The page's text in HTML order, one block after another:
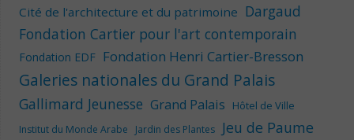
Cité de l'architecture et du patrimoine Dargaud
Fondation Cartier pour l'art contemporain
Fondation EDF Fondation Henri Cartier-Bresson
Galeries nationales du Grand Palais
Gallimard Jeunesse Grand Palais Hôtel de Ville
Institut du Monde Arabe Jardin des Plantes Jeu de Paume